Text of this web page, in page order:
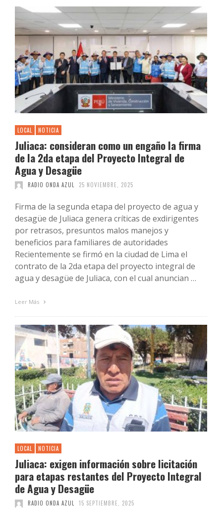
LOCAL NOTICIA
Juliaca: consideran como un engaño la firma
de la 2da etapa del Proyecto Integral de
Agua y Desagüe
RADIO ONDA AZUL 25 NOVIEMBRE, 2025
Firma de la segunda etapa del proyecto de agua y
desagüe de Juliaca genera críticas de exdirigentes
por retrasos, presuntos malos manejos y
beneficios para familiares de autoridades
Recientemente se firmó en la ciudad de Lima el
contrato de la 2da etapa del proyecto integral de
agua y desagüe de Juliaca, con el cual anuncian …
Leer Más
LOCAL NOTICIA
Juliaca: exigen información sobre licitación
para etapas restantes del Proyecto Integral
de Agua y Desagüe
RADIO ONDA AZUL 15 SEPTIEMBRE, 2025